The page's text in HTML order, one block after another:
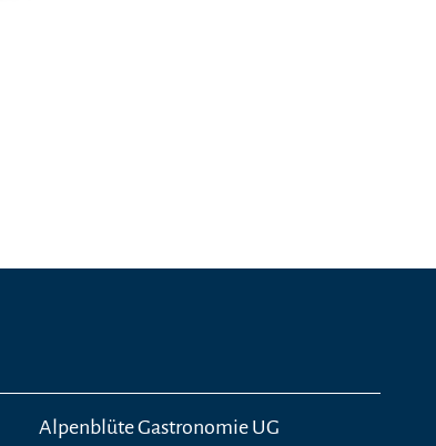
Alpenblüte Gastronomie UG